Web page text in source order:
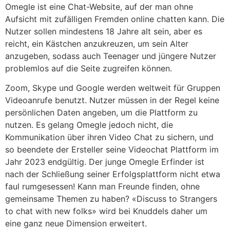
Omegle ist eine Chat-Website, auf der man ohne
Aufsicht mit zufälligen Fremden online chatten kann. Die
Nutzer sollen mindestens 18 Jahre alt sein, aber es
reicht, ein Kästchen anzukreuzen, um sein Alter
anzugeben, sodass auch Teenager und jüngere Nutzer
problemlos auf die Seite zugreifen können.
Zoom, Skype und Google werden weltweit für Gruppen
Videoanrufe benutzt. Nutzer müssen in der Regel keine
persönlichen Daten angeben, um die Plattform zu
nutzen. Es gelang Omegle jedoch nicht, die
Kommunikation über ihren Video Chat zu sichern, und
so beendete der Ersteller seine Videochat Plattform im
Jahr 2023 endgültig. Der junge Omegle Erfinder ist
nach der Schließung seiner Erfolgsplattform nicht etwa
faul rumgesessen! Kann man Freunde finden, ohne
gemeinsame Themen zu haben? «Discuss to Strangers
to chat with new folks» wird bei Knuddels daher um
eine ganz neue Dimension erweitert.